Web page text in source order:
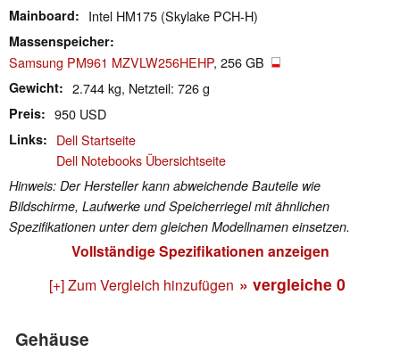
Mainboard Intel HM175 (Skylake PCH-H)
Massenspeicher
Samsung PM961 MZVLW256HEHP, 256 GB
Gewicht 2.744 kg, Netzteil: 726 g
Preis 950 USD
Links
Dell Startseite
Dell Notebooks Übersichtseite
Hinweis: Der Hersteller kann abweichende Bauteile wie
Bildschirme, Laufwerke und Speicherriegel mit ähnlichen
Spezifikationen unter dem gleichen Modellnamen einsetzen.
Vollständige Spezifikationen anzeigen
[+] Zum Vergleich hinzufügen » vergleiche 0
Gehäuse